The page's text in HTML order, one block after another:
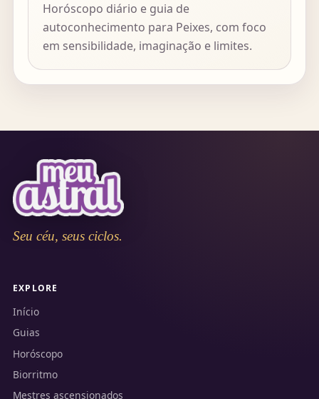
Horóscopo diário e guia de
autoconhecimento para Peixes, com foco
em sensibilidade, imaginação e limites.
Seu céu, seus ciclos.
EXPLORE
Início
Guias
Horóscopo
Biorritmo
Mestres ascensionados